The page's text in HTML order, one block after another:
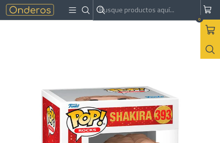
0
Inicio Funkos Musicales Funko Shakira - Super Bowl